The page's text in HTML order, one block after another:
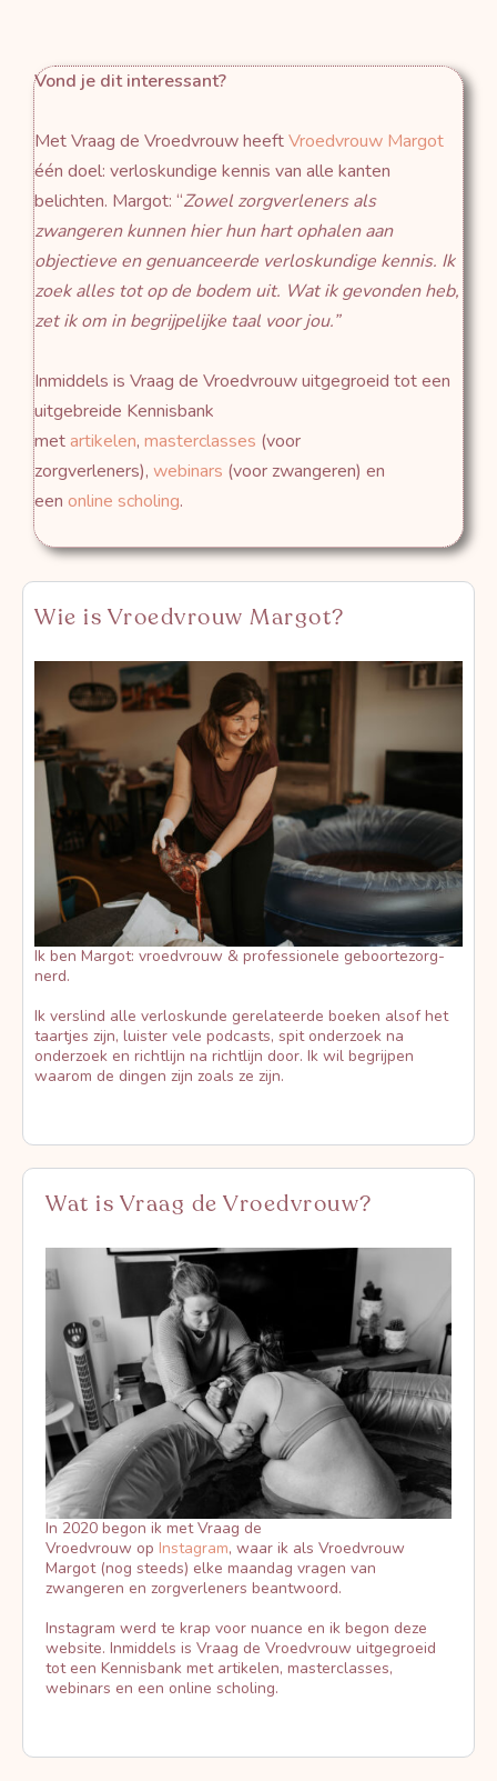
Vond je dit interessant?
Met Vraag de Vroedvrouw heeftVroedvrouw Margot
één doel: verloskundige kennis van alle kanten
belichten. Margot: “Zowel zorgverleners als
zwangeren kunnen hier hun hart ophalen aan
objectieve en genuanceerde verloskundige kennis. Ik
zoek alles tot op de bodem uit. Wat ik gevonden heb,
zet ik om in begrijpelijke taal voor jou.”
Inmiddels is Vraag de Vroedvrouw uitgegroeid tot een
uitgebreide Kennisbank
metartikelen, masterclasses (voor
zorgverleners), webinars (voor zwangeren) en
een online scholing.
Wie is Vroedvrouw Margot?
Ik ben Margot: vroedvrouw & professionele geboortezorg-
nerd.
Ik verslind alle verloskunde gerelateerde boeken alsof het
taartjes zijn, luister vele podcasts, spit onderzoek na
onderzoek en richtlijn na richtlijn door. Ik wil begrijpen
waarom de dingen zijn zoals ze zijn.
Wat is Vraag de Vroedvrouw?
In 2020 begon ik met Vraag de
Vroedvrouw op Instagram, waar ik als Vroedvrouw
Margot (nog steeds) elke maandag vragen van
zwangeren en zorgverleners beantwoord.
Instagram werd te krap voor nuance en ik begon deze
website. Inmiddels is Vraag de Vroedvrouw uitgegroeid
tot een Kennisbank met artikelen, masterclasses,
webinars en een online scholing.